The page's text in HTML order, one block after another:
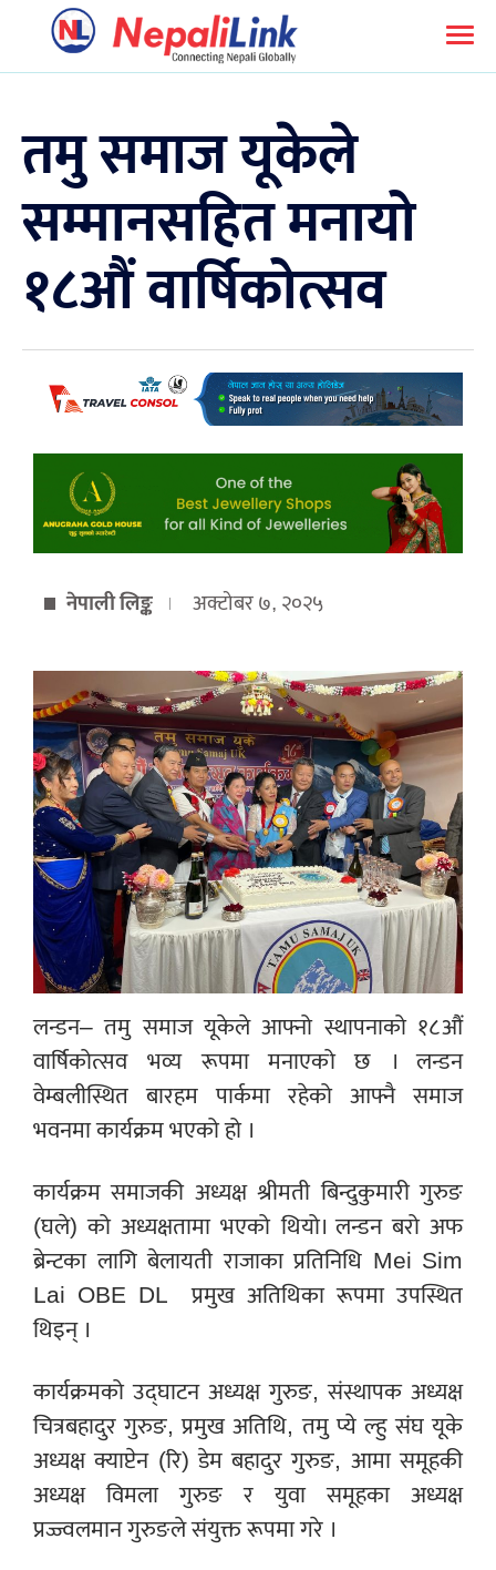
तमु समाज यूकेले
सम्मानसहित मनायो
१८औं वार्षिकोत्सव
नेपाली लिङ्क अक्टोबर ७, २०२५
लन्डन– तमु समाज यूकेले आफ्नो स्थापनाको १८औं
वार्षिकोत्सव भव्य रूपमा मनाएको छ । लन्डन
वेम्बलीस्थित बारहम पार्कमा रहेको आफ्नै समाज
भवनमा कार्यक्रम भएको हो ।
कार्यक्रम समाजकी अध्यक्ष श्रीमती बिन्दुकुमारी गुरुङ
(घले) को अध्यक्षतामा भएको थियो। लन्डन बरो अफ
ब्रेन्टका लागि बेलायती राजाका प्रतिनिधि Mei Sim
Lai OBE DL प्रमुख अतिथिका रूपमा उपस्थित
थिइन् ।
कार्यक्रमको उद्घाटन अध्यक्ष गुरुङ, संस्थापक अध्यक्ष
चित्रबहादुर गुरुङ, प्रमुख अतिथि, तमु प्ये ल्हु संघ यूके
अध्यक्ष क्याप्टेन (रि) डेम बहादुर गुरुङ, आमा समूहकी
अध्यक्ष विमला गुरुङ र युवा समूहका अध्यक्ष
प्रज्ज्वलमान गुरुङले संयुक्त रूपमा गरे ।